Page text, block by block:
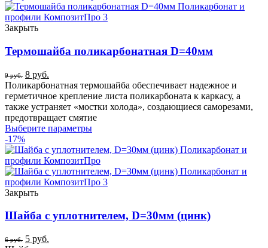
Закрыть
Термошайба поликарбонатная D=40мм
9руб. 8 руб.
Поликарбонатная термошайба обеспечивает надежное и
герметичное крепление листа поликарбоната к каркасу, а
также устраняет «мостки холода», создающиеся саморезами,
предотвращает смятие
Выберите параметры
-17%
Закрыть
Шайба с уплотнителем, D=30мм (цинк)
6руб. 5 руб.